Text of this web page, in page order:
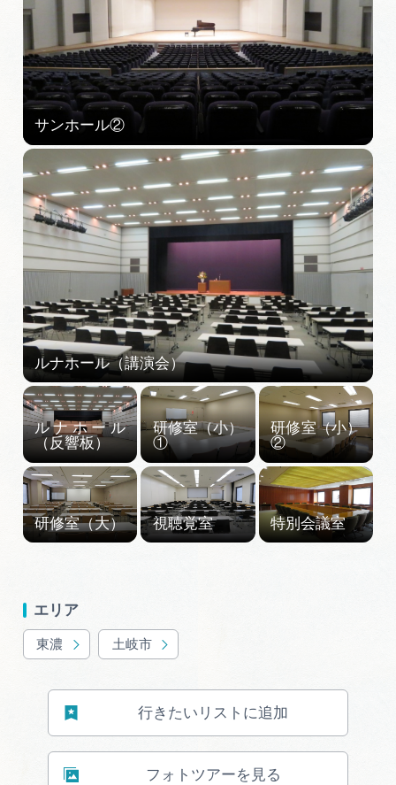
フォトライブラリー
動画ライブラリー
お問い合わせ
エリア
東濃 土岐市
行きたいリストに追加
フォトツアーを見る